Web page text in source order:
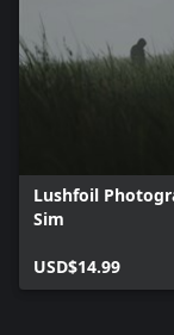
Lushfoil
Sim
USD$14.99